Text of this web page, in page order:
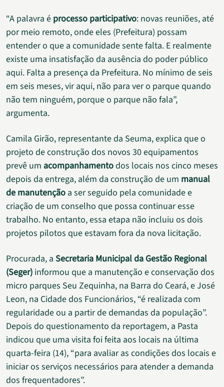
“A palavra é processo participativo: novas reuniões, até
por meio remoto, onde eles (Prefeitura) possam
entender o que a comunidade sente falta. E realmente
existe uma insatisfação da ausência do poder público
aqui. Falta a presença da Prefeitura. No mínimo de seis
em seis meses, vir aqui, não para ver o parque quando
não tem ninguém, porque o parque não fala”,
argumenta.
Camila Girão, representante da Seuma, explica que o
projeto de construção dos novos 30 equipamentos
prevê um acompanhamentodos locais nos cinco meses
depois da entrega, além da construção de um manual
de manutenção a ser seguido pela comunidade e
criação de um conselho que possa continuar esse
trabalho. No entanto, essa etapa não incluiu os dois
projetos pilotos que estavam fora da nova licitação.
Procurada, a Secretaria Municipal da Gestão Regional
(Seger) informou que a manutenção e conservação dos
micro parques Seu Zequinha, na Barra do Ceará, e José
Leon, na Cidade dos Funcionários, “é realizada com
regularidade ou a partir de demandas da população”.
Depois do questionamento da reportagem, a Pasta
indicou que uma visita foi feita aos locais na última
quarta-feira (14), “para avaliar as condições dos locais e
iniciar os serviços necessários para atender a demanda
dos frequentadores”.